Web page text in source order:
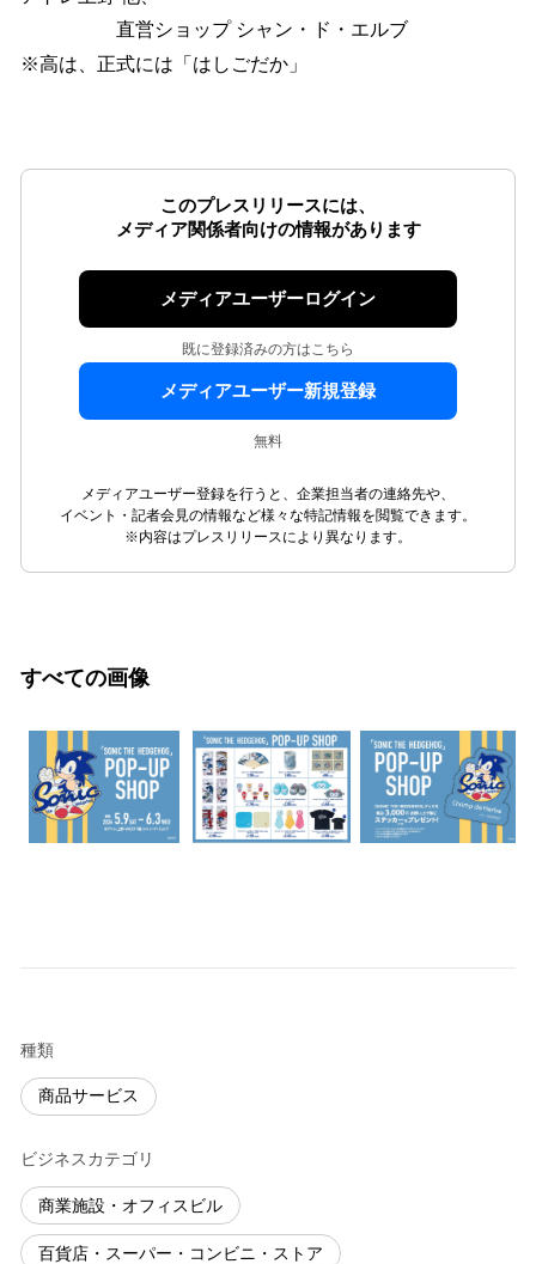
直営ショップ シャン・ド・エルブ
※高は、正式には「はしごだか」
このプレスリリースには、
メディア関係者向けの情報があります
メディアユーザーログイン
既に登録済みの方はこちら
メディアユーザー新規登録
無料
メディアユーザー登録を行うと、企業担当者の連絡先や、
イベント・記者会見の情報など様々な特記情報を閲覧できます。
※内容はプレスリリースにより異なります。
すべての画像
種類
商品サービス
ビジネスカテゴリ
商業施設・オフィスビル
百貨店・スーパー・コンビニ・ストア